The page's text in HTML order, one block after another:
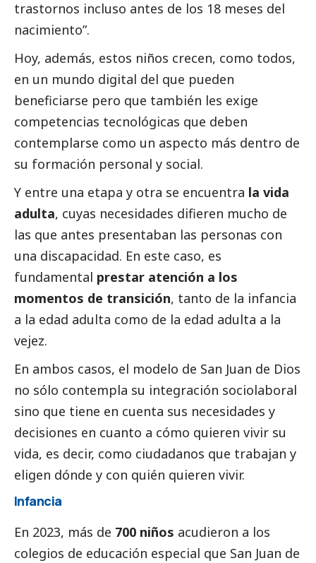
trastornos incluso antes de los 18 meses del
nacimiento”.
Hoy, además, estos niños crecen, como todos,
en un mundo digital del que pueden
beneficiarse pero que también les exige
competencias tecnológicas que deben
contemplarse como un aspecto más dentro de
su formación personal y social.
Y entre una etapa y otra se encuentra la vida
adulta, cuyas necesidades difieren mucho de
las que antes presentaban las personas con
una discapacidad. En este caso, es
fundamental prestar atención a los
momentos de transición, tanto de la infancia
a la edad adulta como de la edad adulta a la
vejez.
En ambos casos, el modelo de San Juan de Dios
no sólo contempla su integración sociolaboral
sino que tiene en cuenta sus necesidades y
decisiones en cuanto a cómo quieren vivir su
vida, es decir, como ciudadanos que trabajan y
eligen dónde y con quién quieren vivir.
Infancia
En 2023, más de 700 niños acudieron a los
colegios de educación especial que San Juan de